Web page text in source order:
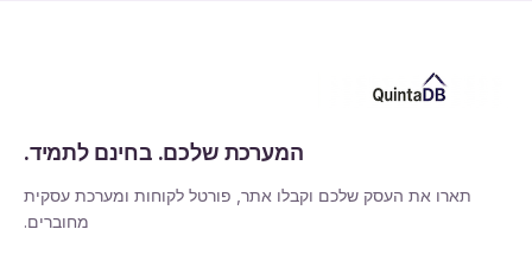
המערכת שלכם. בחינם לתמיד.
תארו את העסק שלכם וקבלו אתר, פורטל לקוחות ומערכת עסקית
מחוברים.